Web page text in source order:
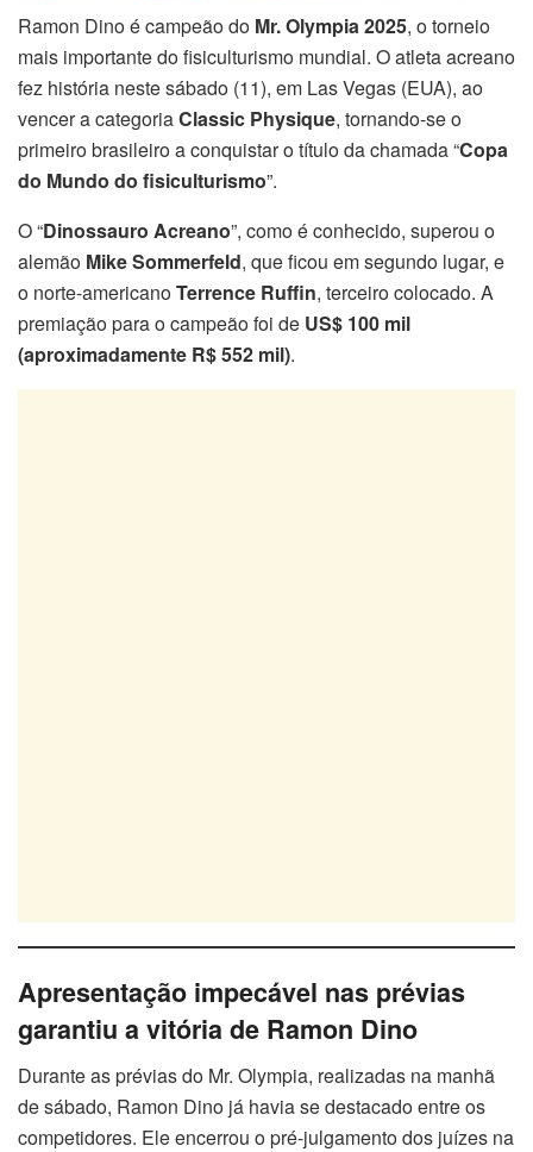
Ramon Dino é campeão do Mr. Olympia 2025, o torneio
mais importante do fisiculturismo mundial. O atleta acreano
fez história neste sábado (11), em Las Vegas (EUA), ao
vencer a categoriaClassic Physique, tornando-se o
primeiro brasileiro a conquistar o título da chamada “Copa
do Mundo do fisiculturismo”.
O “Dinossauro Acreano”, como é conhecido, superou o
alemão Mike Sommerfeld, que ficou em segundo lugar, e
o norte-americanoTerrence Ruffin, terceiro colocado. A
premiação para o campeão foi de US$ 100 mil
(aproximadamente R$ 552 mil).
Apresentação impecável nas prévias
garantiu a vitória de Ramon Dino
Durante as prévias do Mr. Olympia, realizadas na manhã
de sábado, Ramon Dino já havia se destacado entre os
competidores. Ele encerrou o pré-julgamento dos juízes na